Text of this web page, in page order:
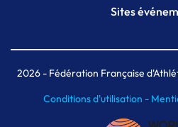
Plateforme
Sites
Meeting de
MAIF Ekiden
2026- Fédération Française
Conditions d'utilisation -